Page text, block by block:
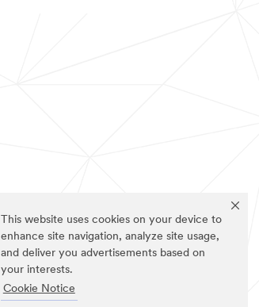
This website uses cookies on your device to
enhance site navigation, analyze site usage,
and deliver you advertisements based on
your interests.
Cookie Notice